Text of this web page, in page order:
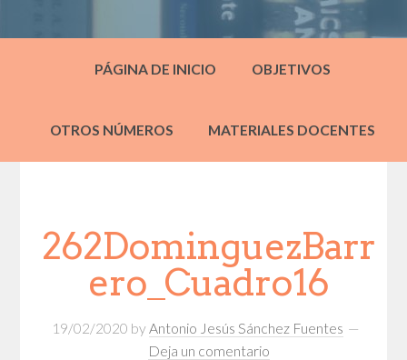
PÁGINA DE INICIO OBJETIVOS
OTROS NÚMEROS MATERIALES DOCENTES
262DominguezBarr
ero_Cuadro16
19/02/2020 by Antonio Jesús Sánchez Fuentes
Deja un comentario